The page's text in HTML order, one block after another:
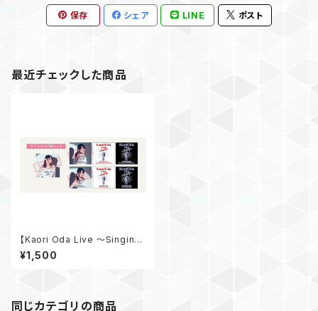
保存 シェア LINE ポスト
最近チェックした商品
【Kaori Oda Live 〜Singin
g〜】 ステッカーシールセット
¥1,500
同じカテゴリの商品